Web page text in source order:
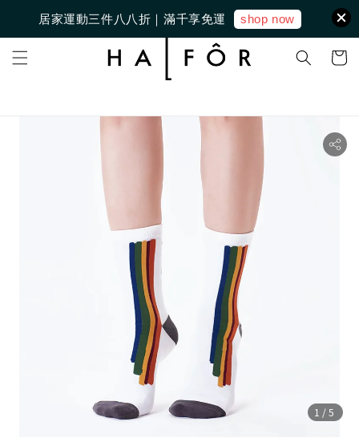
居家運動三件八八折｜滿千享免運 shop now
1 /5